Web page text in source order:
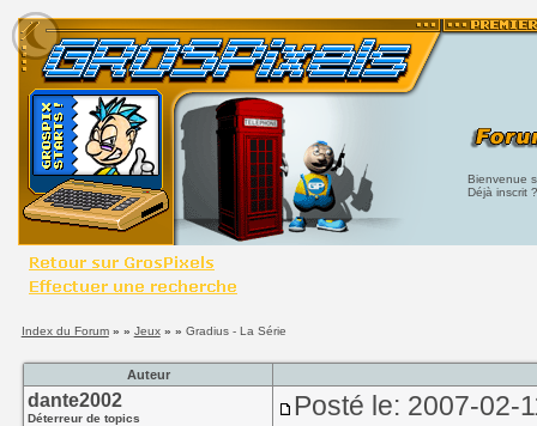
Bienvenue
Déjà inscrit
Index du Forum» » Jeux» » Gradius - La Série
Auteur
dante2002
Déterreur de topics Posté le: 2007-02-